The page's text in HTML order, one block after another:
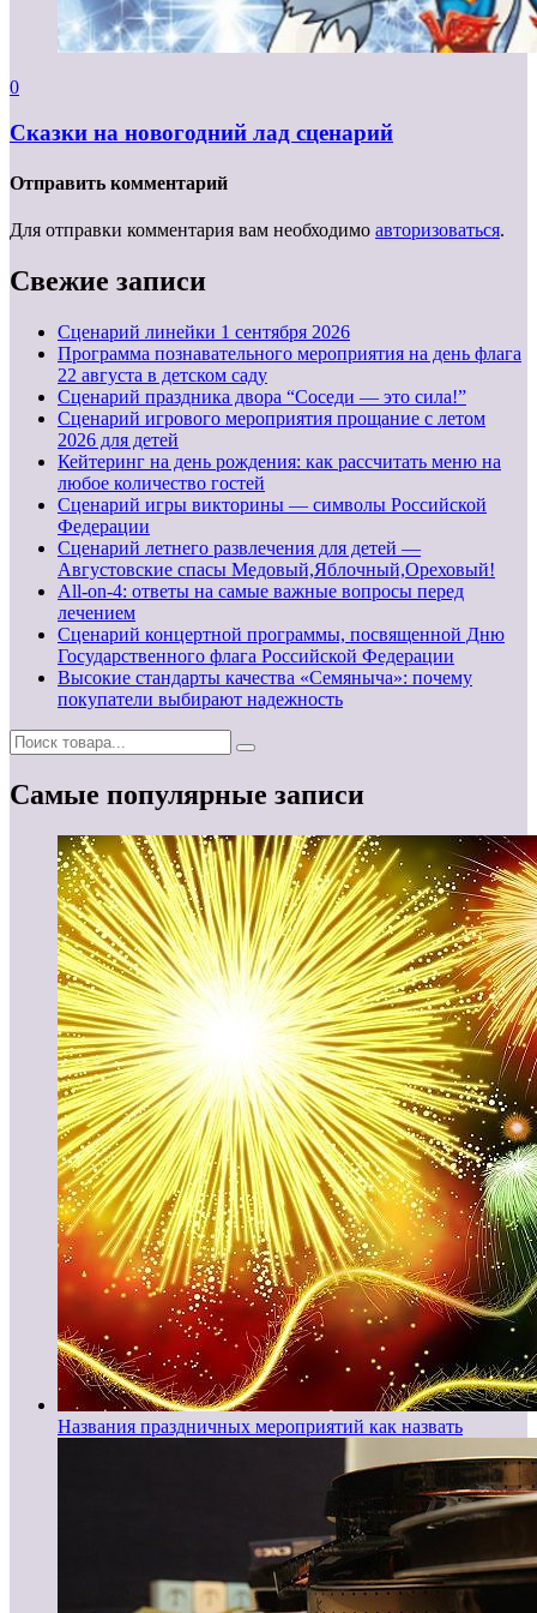
0
Сказки на новогодний лад сценарий
Отправить комментарий
Для отправки комментария вам необходимо авторизоваться.
Свежие записи
Cценарий линейки 1 сентября 2026
Программа познавательного мероприятия на день флага
22 августа в детском саду
Сценарий праздника двора “Соседи — это сила!”
Сценарий игрового мероприятия прощание с летом
2026 для детей
Кейтеринг на день рождения: как рассчитать меню на
любое количество гостей
Сценарий игры викторины — символы Российской
Федерации
Сценарий летнего развлечения для детей —
Августовские спасы Медовый,Яблочный,Ореховый!
All-on-4: ответы на самые важные вопросы перед
лечением
Сценарий концертной программы, посвященной Дню
Государственного флага Российской Федерации
Высокие стандарты качества «Семяныча»: почему
покупатели выбирают надежность
Самые популярные записи
Названия праздничных мероприятий как назвать